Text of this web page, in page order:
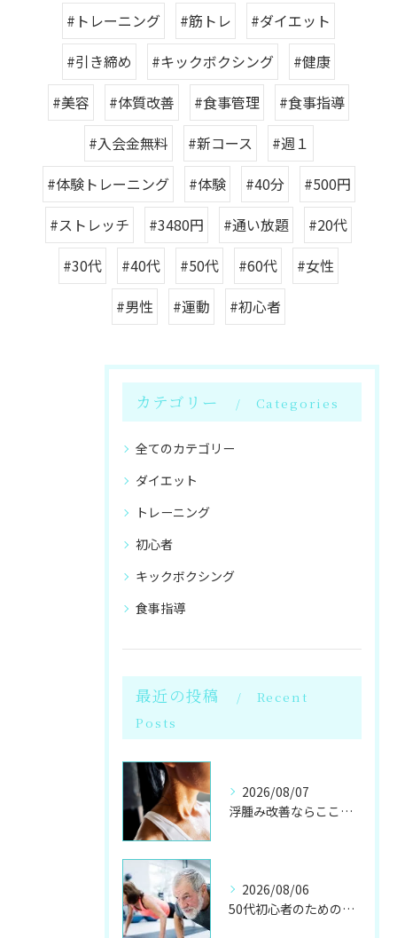
#トレーニング
#筋トレ
#ダイエット
#引き締め
#キックボクシング
#健康
#美容
#体質改善 #食事管理
#食事指導
#入会金無料
#新コース
#週１
#体験トレーニング
#体験 #40分
#500円
#ストレッチ
#3480円 #通い放題
#20代
#30代
#40代 #50代 #60代
#女性
#男性
#運動 #初心者
カテゴリー Categories
全てのカテゴリー
ダイエット
トレーニング
初心者
キックボクシング
食事指導
最近の投稿
Recent
Posts
2026/08/07
浮腫み改善ならここ！岩盤浴併設のパーソナル
2026/08/06
50代初心者のためのパーソナルジムで健康体へ